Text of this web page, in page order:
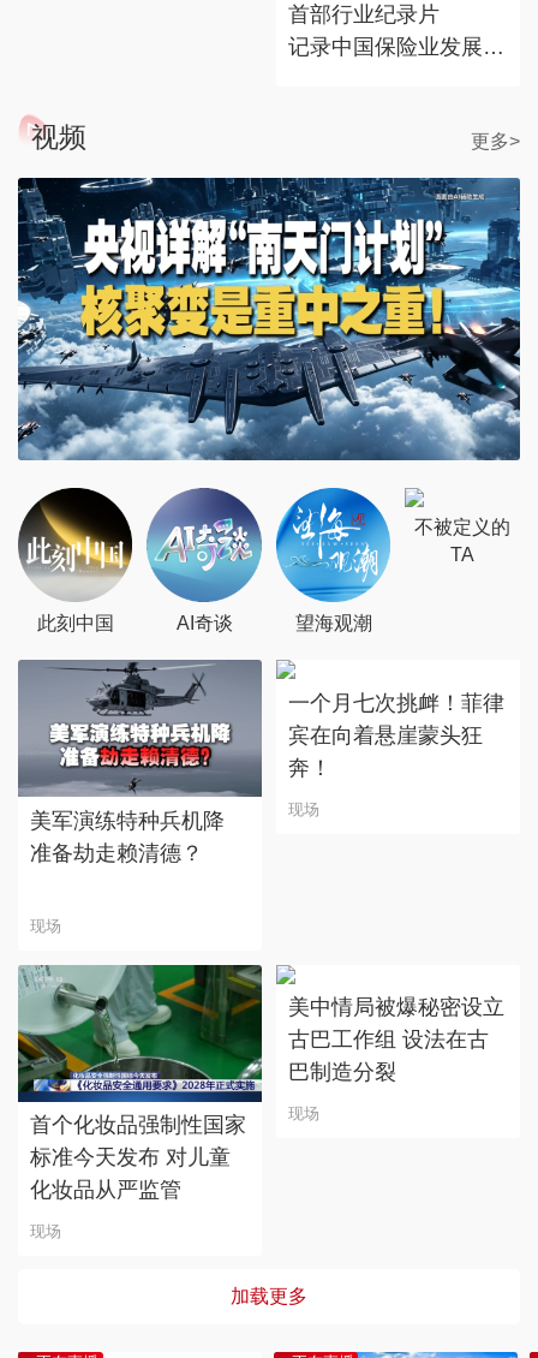
首部行业纪录片
记录中国保险业发展历
视频 更多>
此刻中国 AI奇谈 望海观潮
不被定义的
TA
美军演练特种兵机降
准备劫走赖清德？
现场
一个月七次挑衅！菲律
宾在向着悬崖蒙头狂
奔！
现场
首个化妆品强制性国家
标准今天发布 对儿童
化妆品从严监管
现场
美中情局被爆秘密设立
古巴工作组 设法在古
巴制造分裂
现场
加载更多